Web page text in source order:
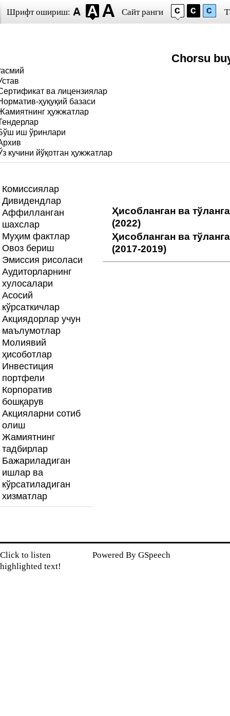
Шрифт ошириш: Сайт ранги
Chorsu
ва лицензиялар
ҳуқуқий базаси
ҳужжатлар
иш ўринлари
кучини йўқотган ҳужжатлар
Комиссиялар
Дивидендлар
Аффилланган
шахслар
Муҳим фактлар
Овоз бериш
Эмиссия рисоласи
Аудиторларнинг
хулосалари
Асосий
кўрсаткичлар
Акциядорлар учун
маълумотлар
Молиявий
ҳисоботлар
Инвестиция
портфели
Корпоратив
бошқарув
Акцияларни сотиб
олиш
Жамиятнинг
тадбирлар
Бажариладиган
ишлар ва
кўрсатиладиган
хизматлар
Ҳисобланган ва
(2022)
Ҳисобланган ва
(2017-2019)
Click to listen
highlighted text!
Powered By GSpeech